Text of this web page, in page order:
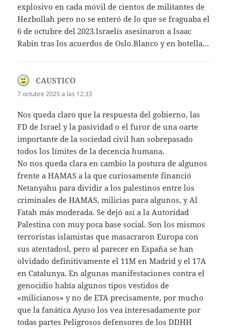
explosivo en cada móvil de cientos de militantes de
Hezbollah pero no se enteró de lo que se fraguaba el
6 de octubre del 2023.Israelís asesinaron a Isaac
Rabin tras los acuerdos de Oslo.Blanco y en botella…
CAUSTICO
7 octubre 2025 a las 12:33
Nos queda claro que la respuesta del gobierno, las
FD de Israel y la pasividad o el furor de una oarte
importante de la sociedad civil han sobrepasado
todos los límites de la decencia humana.
No nos queda clara en cambio la postura de algunos
frente a HAMAS a la que curiosamente financió
Netanyahu para dividir a los palestinos entre los
criminales de HAMAS, milicias para algunos, y Al
Fatah más moderada. Se dejó así a la Autoridad
Palestina con muy poca base social. Son los mismos
terroristas islamistas que masacraron Europa con
sus atentadosl, pero al parecer en España se han
olvidado definitivamente el 11M en Madrid y el 17A
en Catalunya. En algunas manifestaciones contra el
genocidio había algunos tipos vestidos de
«milicianos» y no de ETA precisamente, por mucho
que la fanática Ayuso los vea interesadamente por
todas partes Peligrosos defensores de los DDHH